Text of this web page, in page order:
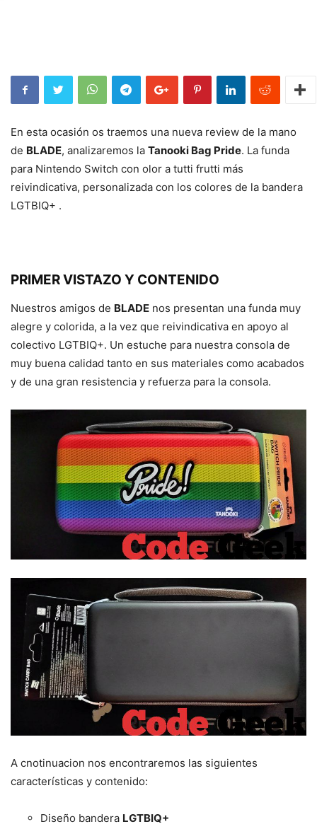
En esta ocasión os traemos una nueva review de la mano
de BLADE, analizaremos la Tanooki Bag Pride. La funda
para Nintendo Switch con olor a tutti frutti más
reivindicativa, personalizada con los colores de la bandera
LGTBIQ+ .
PRIMER VISTAZO Y CONTENIDO
Nuestros amigos de BLADE nos presentan una funda muy
alegre y colorida, a la vez que reivindicativa en apoyo al
colectivo LGTBIQ+. Un estuche para nuestra consola de
muy buena calidad tanto en sus materiales como acabados
y de una gran resistencia y refuerza para la consola.
A cnotinuacion nos encontraremos las siguientes
características y contenido:
Diseño bandera LGTBIQ+